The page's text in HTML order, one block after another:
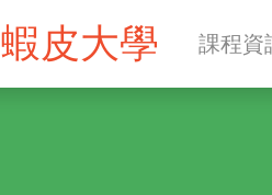
蝦皮大學 課程資